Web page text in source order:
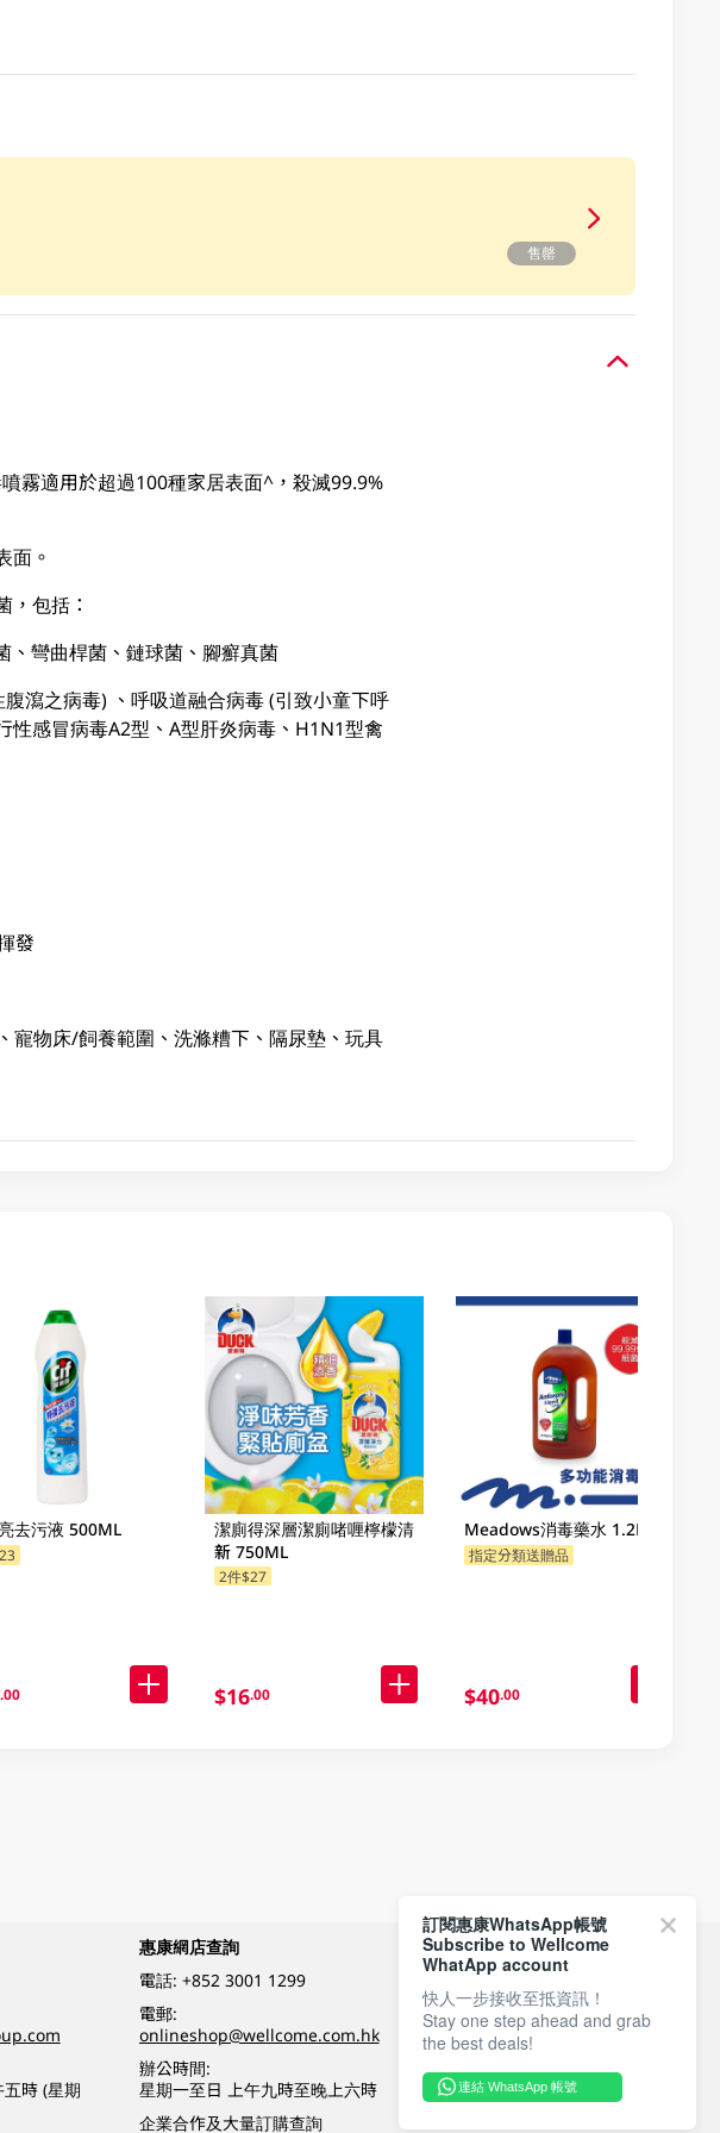
售罄
霧適用於超過100種家居表面^，殺滅99.9%
面。
包括：
彎曲桿菌、鏈球菌、腳癬真菌
瀉之病毒) 、呼吸道融合病毒 (引致小童下呼
感冒病毒A2型、A型肝炎病毒、H1N1型禽
發
寵物床/飼養範圍、洗滌糟下、隔尿墊、玩具
去污液 500ML
.00
潔廁得深層潔廁啫喱檸檬清
新 750ML
2件$27
$16.00
Meadows消毒藥水 1.2LT
指定分類送贈品
$40.00
時 (星期
惠康網店查詢
電話: +852 3001 1299
電郵:
onlineshop@wellcome.com.hk
辦公時間:
星期一至日 上午九時至晚上六時
企業合作及大量訂購查詢
付款方式
關注我們
訂閱惠康WhatsApp帳號
Subscribe to Wellcome
WhatApp account
快人一步接收至抵資訊！
Stay one step ahead and grab
the best deals!
連結 WhatsApp 帳號